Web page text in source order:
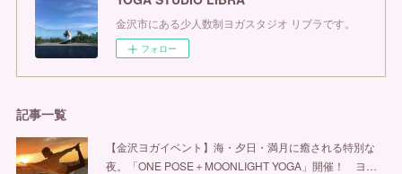
金沢市にある少人数制ヨガスタジオ リブラです。
フォロー
記事一覧
【金沢ヨガイベント】海・夕日・満月に癒される特別な
夜。「ONE POSE＋MOONLIGHT YOGA」開催！ ヨ…